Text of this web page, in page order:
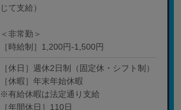
じて支給）
＜非常勤＞
［時給制］1,200円-1,500円
［休日］週休2日制（固定休・シフト制）
［休暇］年末年始休暇
※有給休暇は法定通り支給
［年間休日］110日